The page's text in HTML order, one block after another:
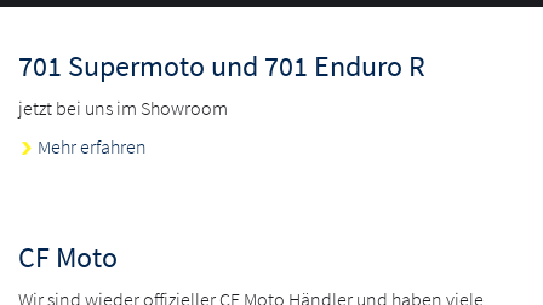
701 Supermoto und 701 Enduro R
jetzt bei uns im Showroom
Mehr erfahren
CF Moto
Wir sind wieder offizieller CF Moto Händler und haben viele